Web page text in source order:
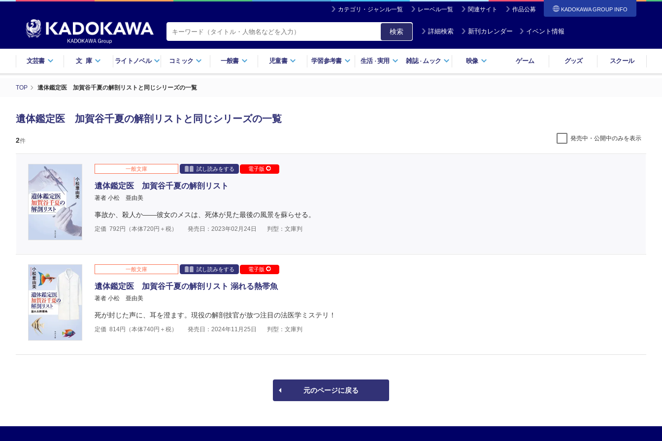
カテゴリ・ジャンル一覧 レーベル一覧 関連サイト 作品公募 KADOKAWA GROUP INFO
検索 詳細検索 新刊カレンダー イベント情報
文芸書 文庫 ライトノベル コミック 一般書 児童書 学習参考書 生活・実用 雑誌・ ムック 映像 ゲーム グッズ スクール
TOP 遺体鑑定医 加賀谷千夏の解剖リストと同じシリーズの一覧
遺体鑑定医 加賀谷千夏の解剖リストと同じシリーズの一覧
2件 発売中・公開中のみを表示
一般文庫 試し読みをする 電子版
遺体鑑定医 加賀谷千夏の解剖リスト
著者 小松 亜由美
事故か、殺人か――彼女のメスは、死体が見た最後の風景を蘇らせる。
定価 792 円（本体720円＋税） 発売日：2023年02月24日 判型：文庫判
一般文庫 試し読みをする 電子版
遺体鑑定医 加賀谷千夏の解剖リスト 溺れる熱帯魚
著者 小松 亜由美
死が封じた声に、耳を澄ます。現役の解剖技官が放つ注目の法医学ミステリ！
定価 814円（本体740円＋税） 発売日：2024年11月25日 判型：文庫判
元のページに戻る